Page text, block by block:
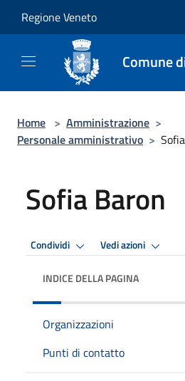
Regione Veneto
Comune
Home > Amministrazione >
Personale amministrativo >
Sofia Baron
Condividi Vedi azioni
INDICE DELLA PAGINA
Organizzazioni
Punti di contatto